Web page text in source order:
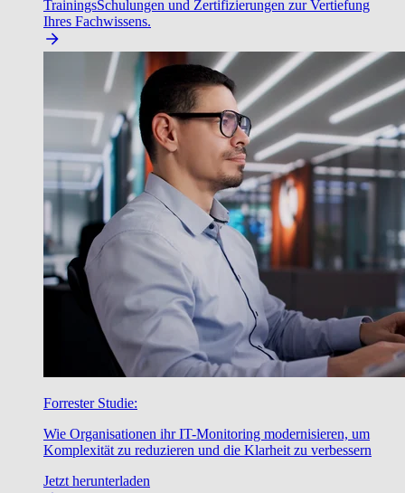
TrainingsSchulungen und Zertifizierungen zur Vertiefung
Ihres Fachwissens.
Forrester Studie:
Wie Organisationen ihr IT-Monitoring modernisieren, um
Komplexität zu reduzieren und die Klarheit zu verbessern
Jetzt herunterladen